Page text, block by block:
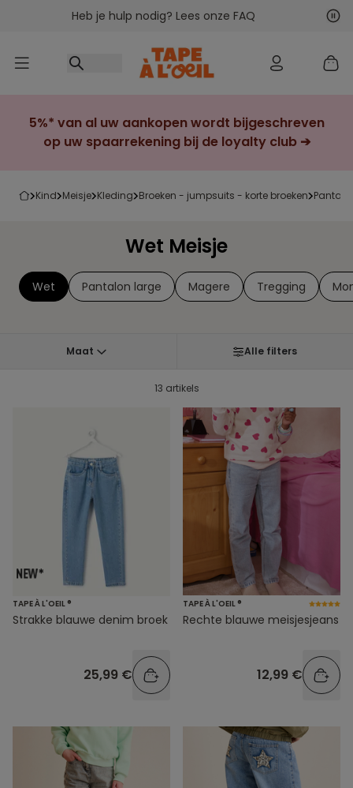
Ga naar inhoudHeb je hulp nodig? Lees onze FAQ
5%* van al uw aankopen wordt bijgeschreven
op uw spaarrekening bij de loyalty club ➔
kind meisje kleding broeken - jumpsuits - korte broeken
Wet Meisje
Wet Pantalon large Magere Tregging
Maat Alle filters
13 artikels
TAPE À L'OEIL ®
Strakke blauwe denim broek
25,99 €
TAPE À L'OEIL ®
Rechte blauwe meisjesjeans
12,99 €